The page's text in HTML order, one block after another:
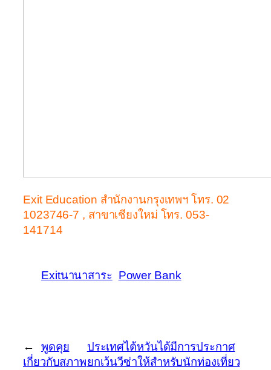
Exit Education สำนักงานกรุงเทพฯ โทร. 02
1023746-7 , สาขาเชียงใหม่ โทร. 053-
141714
Exitนานาสาระ Power Bank
←
พูดคุย
เกี่ยวกับสภาพ
ประเทศไต้หวันได้มีการประกาศ
ยกเว้นวีซ่าให้สำหรับนักท่องเที่ยว